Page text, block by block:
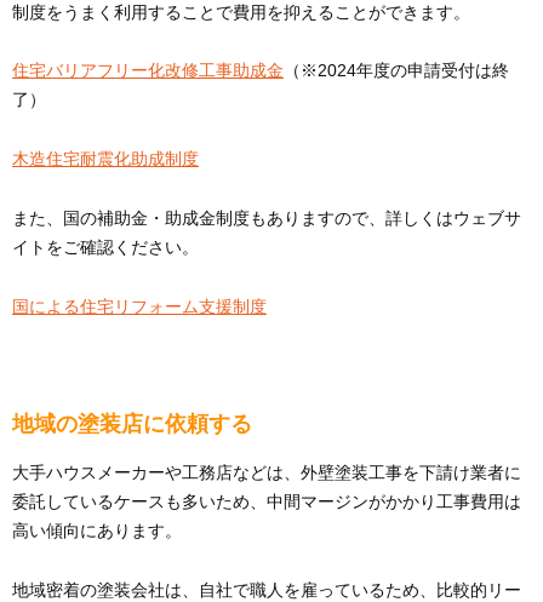
制度をうまく利用することで費用を抑えることができます。
住宅バリアフリー化改修工事助成金 （※2024年度の申請受付は終
了）
木造住宅耐震化助成制度
また、国の補助金・助成金制度もありますので、詳しくはウェブサ
イトをご確認ください。
国による住宅リフォーム支援制度
地域の塗装店に依頼する
大手ハウスメーカーや工務店などは、外壁塗装工事を下請け業者に
委託しているケースも多いため、中間マージンがかかり工事費用は
高い傾向にあります。
地域密着の塗装会社は、自社で職人を雇っているため、比較的リー